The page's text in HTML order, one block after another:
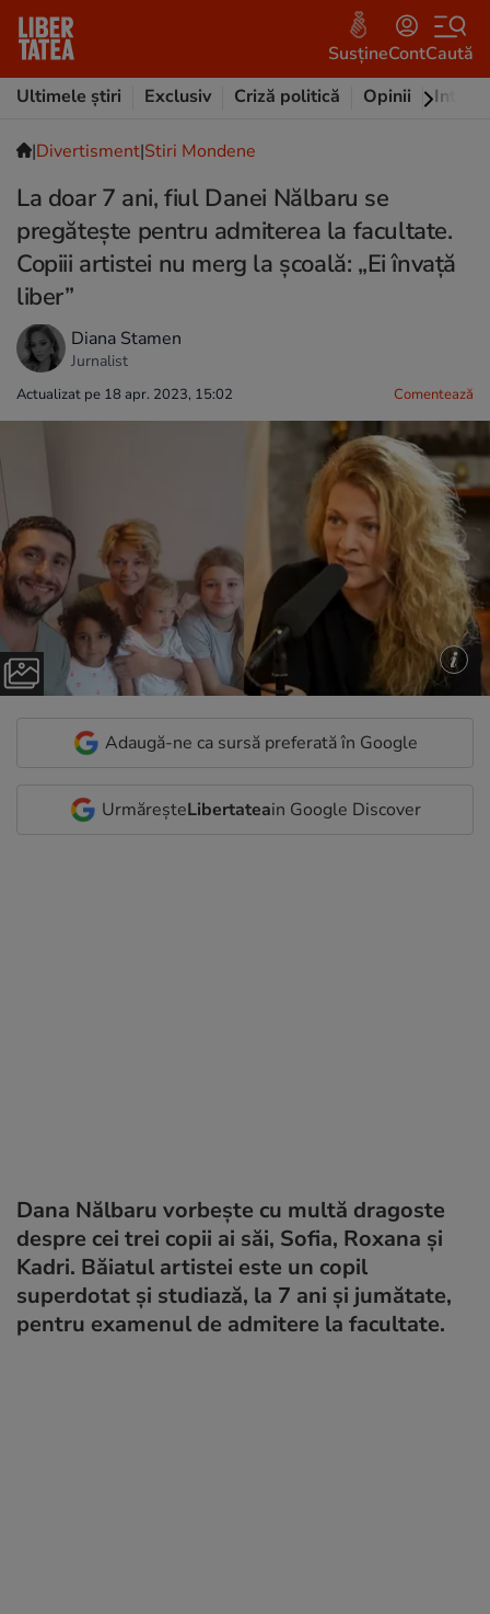
SusțineContCaută
Ultimele știri
Exclusiv Criză politică Opinii
|Divertisment|Stiri Mondene
La doar 7 ani, fiul Danei Nălbaru se
pregătește pentru admiterea la facultate.
Copiii artistei nu merg la școală: „Ei învață
liber”
Diana Stamen
Jurnalist
Actualizat pe 18 apr. 2023, 15:02 Comentează
Adaugă-ne ca sursă preferată în Google
UrmăreșteLibertateain Google Discover
Dana Nălbaru vorbește cu multă dragoste
despre cei trei copii ai săi, Sofia, Roxana și
Kadri. Băiatul artistei este un copil
superdotat și studiază, la 7 ani și jumătate,
pentru examenul de admitere la facultate.